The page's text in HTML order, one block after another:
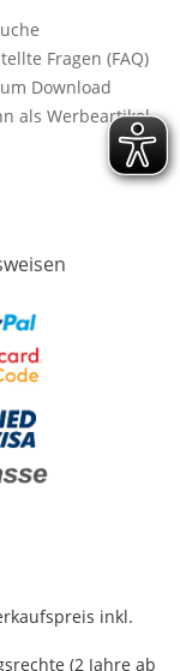
Fragen (FAQ)
Download
als Werbeartikel
inkl.
(2 Jahre ab